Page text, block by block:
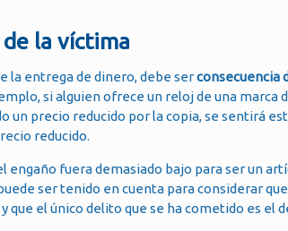
la víctima
la entrega de dinero, debe serconsecuencia
si alguien ofrece un reloj de una marca
un precio reducido por la copia, se sentirá
reducido.
engaño fuera demasiado bajo para ser un
ser tenido en cuenta para considerar
el único delito que se ha cometido es el